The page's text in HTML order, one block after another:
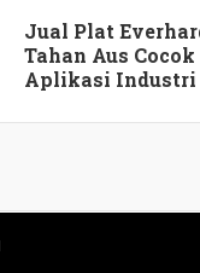
Jual Plat
Tahan Aus
Aplikasi Industri